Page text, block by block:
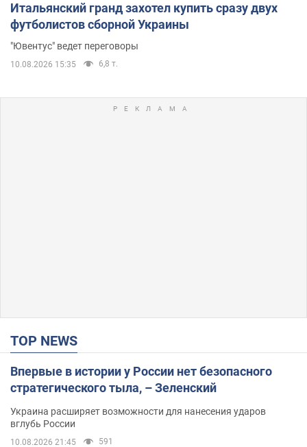
Итальянский гранд захотел купить сразу двух
футболистов сборной Украины
"Ювентус" ведет переговоры
10.08.2026 15:35 6,8 т.
TOP NEWS
Впервые в истории у России нет безопасного
стратегического тыла, – Зеленский
Украина расширяет возможности для нанесения ударов
вглубь России
10.08.2026 21:45 591